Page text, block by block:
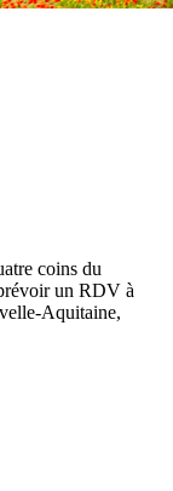
coins du
un RDV à
Aquitaine,